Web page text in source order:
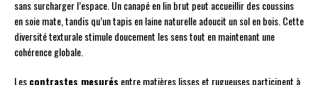
sans surcharger l’espace. Un canapé en lin brut peut accueillir des coussins
en soie mate, tandis qu’un tapis en laine naturelle adoucit un sol en bois. Cette
diversité texturale stimule doucement les sens tout en maintenant une
cohérence globale.
Lescontrastes mesurés entre matières lisses et rugueuses participent à